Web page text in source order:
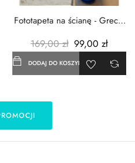
Fototapeta na ścianę - Grecja
169,00 zł 99,00 zł
DODAJ DO KOSZYKA